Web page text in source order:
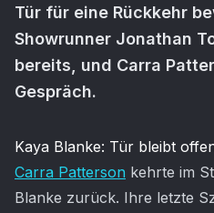
Tür für eine Rückkehr
Showrunner Jonathan
bereits, und Carra
Gespräch.
Artikel-Inhalt
Kaya Blanke: Tür bleibt
Carra Patterson kehrte im
Blanke zurück. Ihre letzte